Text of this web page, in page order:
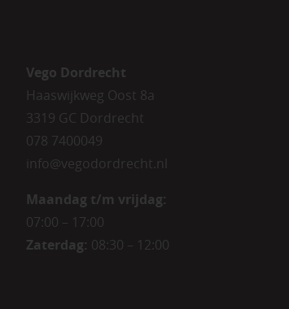
Vego Dordrecht
Haaswijkweg Oost 8a
3319 GC Dordrecht
078 7400049
info@vegodordrecht.nl
Maandag t/m vrijdag:
07:00 – 17:00
Zaterdag: 08:30 – 12:00